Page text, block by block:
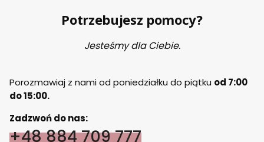
Potrzebujesz pomocy?
Jesteśmy dla Ciebie.
Porozmawiaj z nami od poniedziałku do piątku od 7:00
do 15:00.
Zadzwoń do nas:
+48 884 709 777